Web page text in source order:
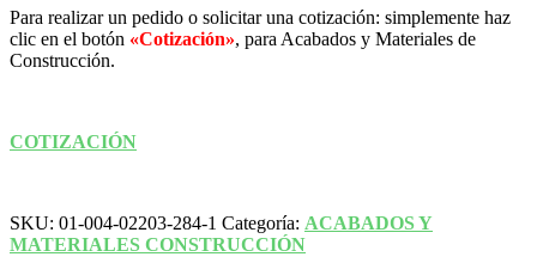
Para realizar un pedido o solicitar una cotización: simplemente haz
clic en el botón «Cotización», para Acabados y Materiales de
Construcción.
COTIZACIÓN
SKU: 01-004-02203-284-1 Categoría: ACABADOS Y
MATERIALES CONSTRUCCIÓN